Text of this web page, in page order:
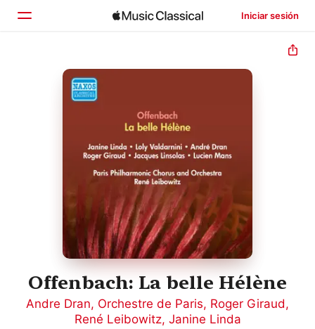
Iniciar sesión
Inicio
Explorar
Offenbach: La belle Hélène
Andre Dran, Orchestre de Paris, Roger Giraud,
René Leibowitz, Janine Linda